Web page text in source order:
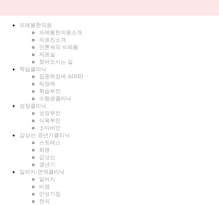
뜨레봄한의원
뜨레봄한의원소개
의료진소개
언론속의 뜨레봄
자료실
찾아오시는 길
학습클리닉
집중력장애 ADHD
틱장애
학습부진
수험생클리닉
성장클리닉
성장부진
식욕부진
소아비만
갑상선·갱년기클리닉
스트레스
화병
갑상선
갱년기
알러지·면역클리닉
알러지
비염
만성기침
천식